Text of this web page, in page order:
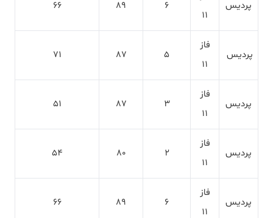
پردیس
11
6
89
66
پردیس
فاز
11
5
87
71
پردیس
فاز
11
3
87
51
پردیس
فاز
11
2
80
54
پردیس
فاز
11
6
89
66